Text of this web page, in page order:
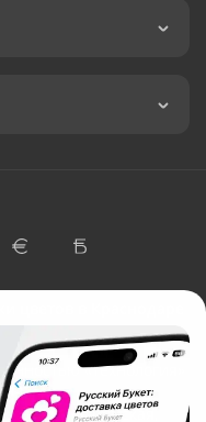
цветов в Краснодаре
«Технология»
ул. Ипподромская,